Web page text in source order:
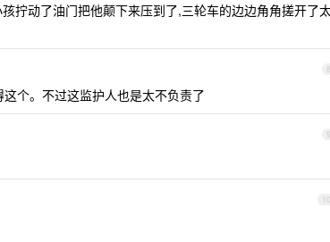
拧动了油门把他颠下来压到了,三轮车的边边角角搓开了
8
个。不过这监护人也是太不负责了
9
10